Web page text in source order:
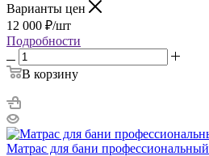
Варианты цен
12 000 ₽/шт
Подробности
В корзину
Матрас для бани профессиональный